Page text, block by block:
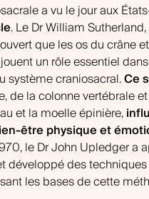
a vu le jour aux
. Le Dr William
que les os du crâne
un rôle essentiel
système craniosacral.Ce
de la colonne vertébrale
et la moelle épinière,
être physique et
le Dr John Upledger a
développé des techniques
les bases de cette